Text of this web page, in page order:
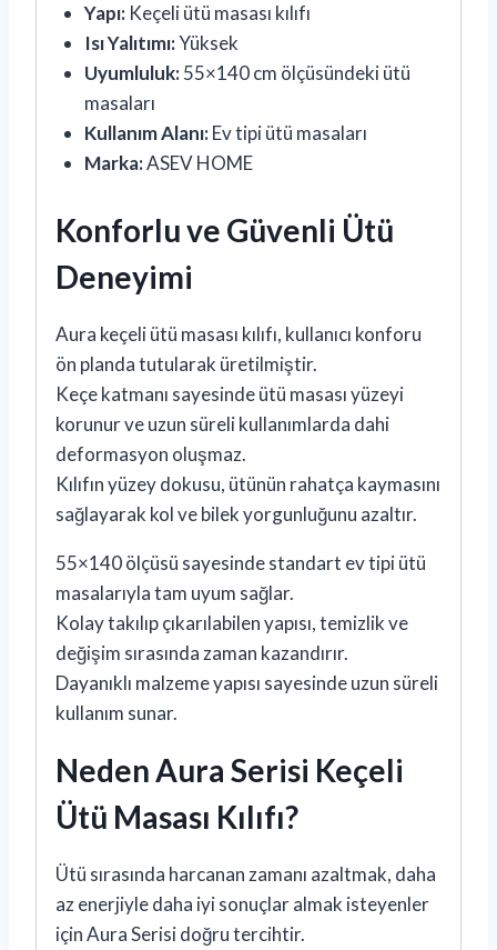
Yapı:Keçeli ütü masası kılıfı
Isı Yalıtımı:Yüksek
Uyumluluk:55×140 cm ölçüsündeki ütü
masaları
Kullanım Alanı:Ev tipi ütü masaları
Marka:ASEV HOME
Konforlu ve Güvenli Ütü
Deneyimi
Aura keçeli ütü masası kılıfı, kullanıcı konforu
ön planda tutularak üretilmiştir.
Keçe katmanı sayesinde ütü masası yüzeyi
korunur ve uzun süreli kullanımlarda dahi
deformasyon oluşmaz.
Kılıfın yüzey dokusu, ütünün rahatça kaymasını
sağlayarak kol ve bilek yorgunluğunu azaltır.
55×140 ölçüsü sayesinde standart ev tipi ütü
masalarıyla tam uyum sağlar.
Kolay takılıp çıkarılabilen yapısı, temizlik ve
değişim sırasında zaman kazandırır.
Dayanıklı malzeme yapısı sayesinde uzun süreli
kullanım sunar.
Neden Aura Serisi Keçeli
Ütü Masası Kılıfı?
Ütü sırasında harcanan zamanı azaltmak, daha
az enerjiyle daha iyi sonuçlar almak isteyenler
için Aura Serisi doğru tercihtir.